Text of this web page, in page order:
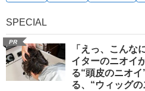
SPECIAL
PR
「えっ、こんな
イターのニオイ
る“頭皮のニオ
る、“ウィッグ